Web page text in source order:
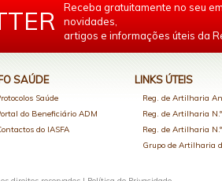
Receba gratuitamente no seu
novidades,
artigos e informações úteis da
SAÚDE
Saúde
do Beneficiário ADM
do IASFA
LINKS ÚTEIS
Reg. de Artilharia
Reg. de Artilharia
Reg. de Artilharia
Grupo de Artilharia